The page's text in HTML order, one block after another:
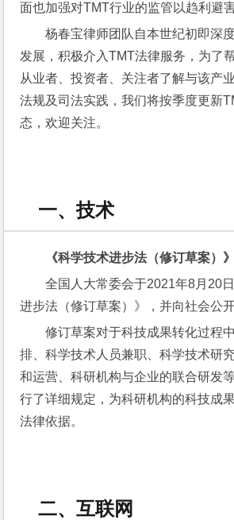
面也加强对TMT行业的监管以趋利避害
杨春宝律师团队自本世纪初即深
发展，积极介入TMT法律服务，为了
从业者、投资者、关注者了解与该产
法规及司法实践，我们将按季度更新
态，欢迎关注。
一、技术
《科学技术进步法（修订草案） 》
全国人大常委会于2021年8月20
进步法（修订草案）》，并向社会公
修订草案对于科技成果转化过程
排、科学技术人员兼职、科学技术研
和运营、科研机构与企业的联合研发
行了详细规定，为科研机构的科技成
法律依据。
二、互联网